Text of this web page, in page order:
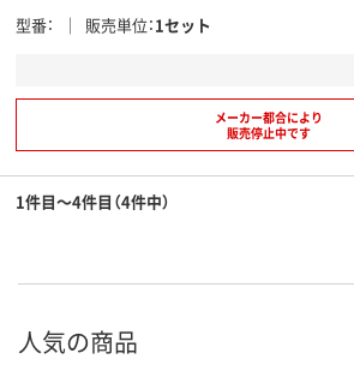
型番 販売単位 1セット
メーカー都合により
販売停止中です
1件目～4件目（4件中）
人気の商品